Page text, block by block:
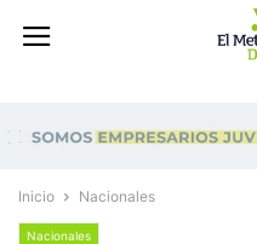
Inicio Nacionales
Nacionales